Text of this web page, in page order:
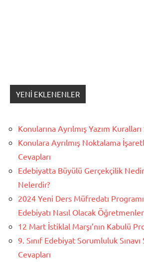
YENI EKLENENLER
Konularına Ayrılmış Yazım Kuralları
Konulara Ayrılmış Noktalama
Cevapları
Edebiyatta Büyülü Gerçekçilik
Nelerdir?
2024 Yeni Ders Müfredatı
Edebiyatı Nasıl Olacak
12 Mart İstiklal Marşı’nın Kabulü
9. Sınıf Edebiyat Sorumluluk Sınavı
Cevapları